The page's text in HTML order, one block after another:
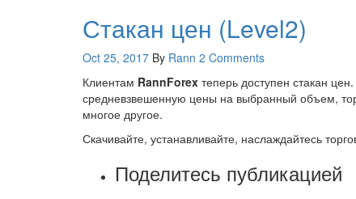
Стакан цен (Level2)
Oct 25, 2017 By Rann 2 Comments
Клиентам RannForex теперь доступен стакан
средневзвешенную цены на выбранный объем,
многое другое.
Скачивайте, устанавливайте, наслаждайтесь
Поделитесь публикацией